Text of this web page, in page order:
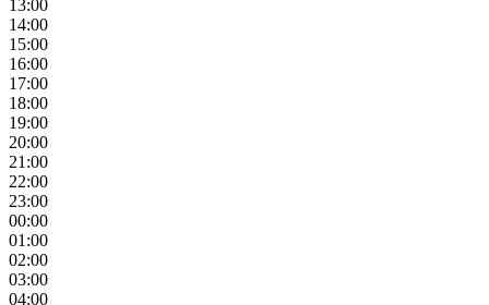
13:00
14:00
15:00
16:00
17:00
18:00
19:00
20:00
21:00
22:00
23:00
00:00
01:00
02:00
03:00
04:00